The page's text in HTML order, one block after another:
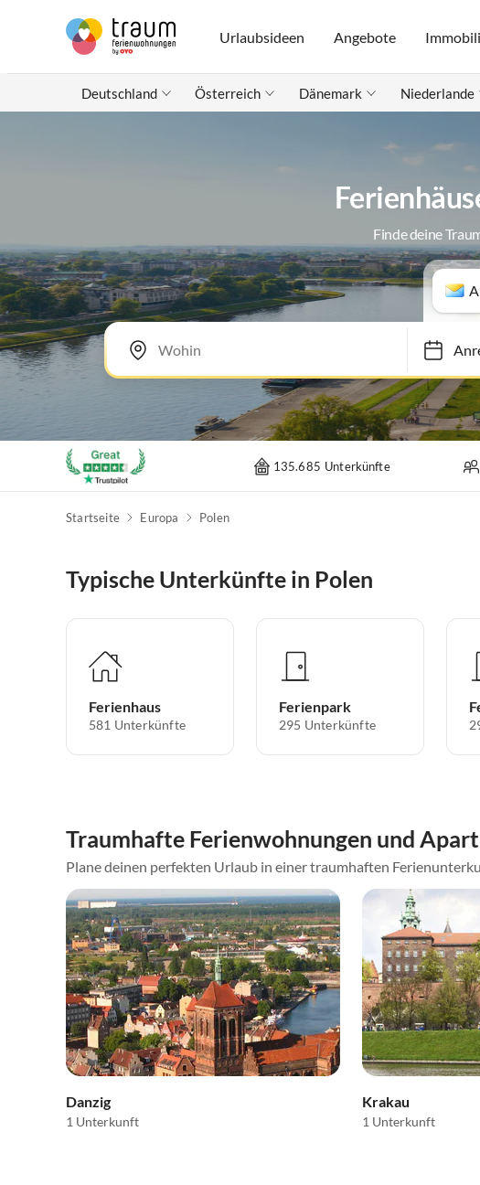
Urlaubsideen Angebote
Deutschland Österreich Dänemark Niederlande
Finde deine
135.685 Unterkünfte
Startseite Europa Polen
Typische Unterkünfte in Polen
Ferienhaus
581 Unterkünfte
Ferienpark
295 Unterkünfte
Traumhafte Ferienwohnungen und
Plane deinen perfekten Urlaub in einer traumhaften
Danzig
1 Unterkunft
Krakau
1 Unterkunft